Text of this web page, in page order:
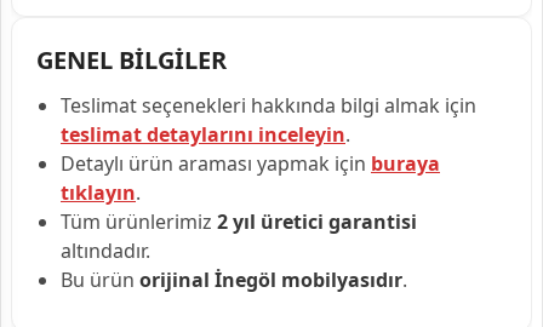
GENEL BİLGİLER
Teslimat seçenekleri hakkında bilgi almak için
teslimat detaylarını inceleyin.
Detaylı ürün araması yapmak için buraya
tıklayın.
Tüm ürünlerimiz 2 yıl üretici garantisi
altındadır.
Bu ürün orijinal İnegöl mobilyasıdır.